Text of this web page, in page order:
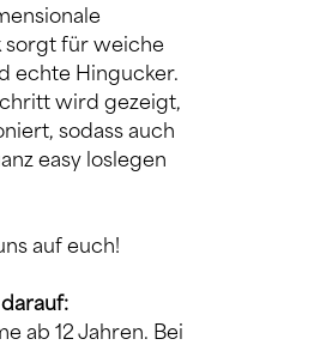
sorgt für weiche
echte Hingucker.
wird gezeigt,
sodass auch
easy loslegen
auf euch!
ab 12 Jahren. Bei